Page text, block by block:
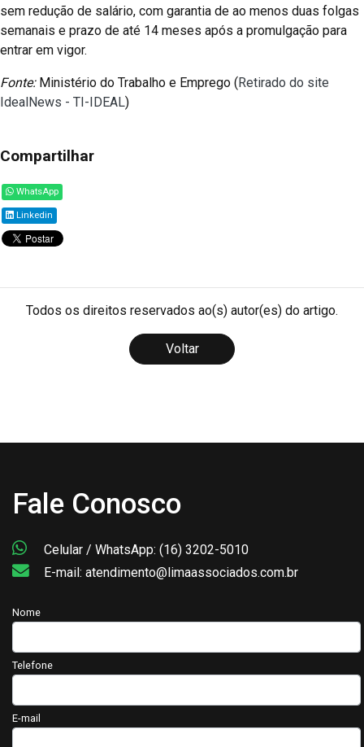
sem redução de salário, com garantia de ao menos duas folgas
semanais e prazo de até 14 meses após a promulgação para
entrar em vigor.
Fonte:Ministério do Trabalho e Emprego (Retirado do site
IdealNews - TI-IDEAL)
Compartilhar
WhatsApp
Linkedin
Todos os direitos reservados ao(s) autor(es) do artigo.
Voltar
Fale Conosco
Celular / WhatsApp: (16) 3202-5010
E-mail: atendimento@limaassociados.com.br
Nome
Telefone
E-mail